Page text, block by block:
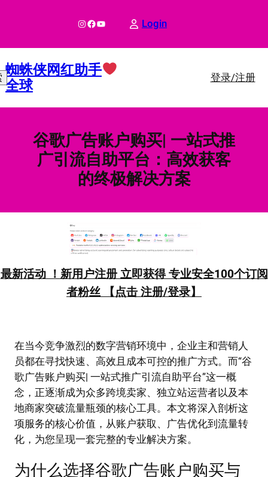
InstagramFacebook YouTube Login
蜘蛛侠网红助手
全球 登录/注册
谷歌广告账户购买| 一站式推
广引流自助平台：高效获客
的终极解决方案
最新活动 ！新用户注册 立即获得 专业安全100个订阅
者粉丝 【点击 注册/登录】
在当今竞争激烈的数字营销环境中，企业主和营销人
员都在寻找快速、高效且成本可控的推广方式。而“谷
歌广告账户购买| 一站式推广引流自助平台”这一概
念，正逐渐成为众多跨境卖家、独立站运营者以及本
地商家突破流量瓶颈的核心工具。本文将深入剖析这
项服务的核心价值，从账户获取、广告优化到流量转
化，为您呈现一套完整的专业解决方案。
为什么选择谷歌广告账户购买与